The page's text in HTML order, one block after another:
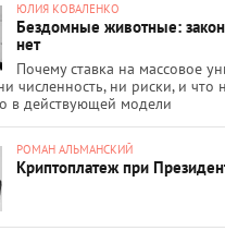
ЮЛИЯ КОВАЛЕНКО
Бездомные животные:
нет
Почему ставка на массовое
численность, ни риски, и что
в действующей модели
РОМАН АЛЬМАНСКИЙ
Криптоплатеж при